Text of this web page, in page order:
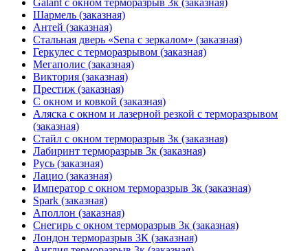
Galant с окном терморазрыв 3к (заказная)
Шармель (заказная)
Антей (заказная)
Стальная дверь «Sena с зеркалом» (заказная)
Геркулес с терморазрывом (заказная)
Мегаполис (заказная)
Виктория (заказная)
Престиж (заказная)
С окном и ковкой (заказная)
Аляска с окном и лазерной резкой с терморазрывом
(заказная)
Стайл с окном терморазрыв 3к (заказная)
Лабиринт терморазрыв 3к (заказная)
Русь (заказная)
Лацио (заказная)
Император с окном терморазрыв 3к (заказная)
Spark (заказная)
Аполлон (заказная)
Снегирь с окном терморазрыв 3к (заказная)
Лондон терморазрыв 3К (заказная)